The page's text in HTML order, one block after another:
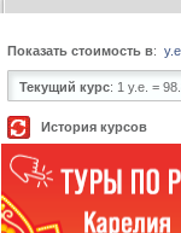
Показать стоимость в: у.е.
Текущий курс: 1 у.е. =
История курсов